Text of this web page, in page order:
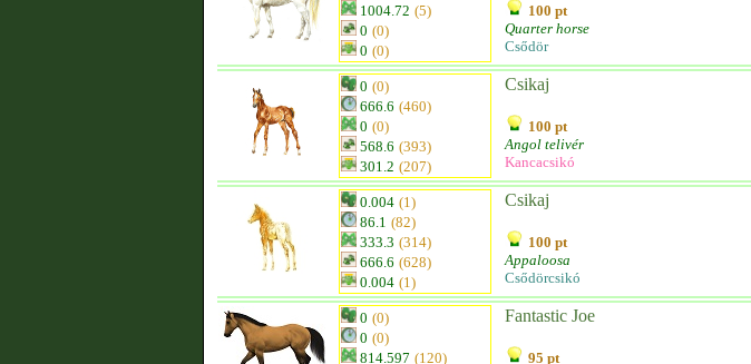
1004.72 (5)
0 (0)
0 (0)
100 pt
Quarter horse
Csődör
0 (0)
666.6 (460)
0 (0)
568.6 (393)
301.2 (207)
Csikaj
100 pt
Angol telivér
Kancacsikó
0.004 (1)
86.1 (82)
333.3 (314)
666.6 (628)
0.004 (1)
Csikaj
100 pt
Appaloosa
Csődörcsikó
0 (0)
0 (0)
814.597 (120)
Fantastic Joe
95 pt